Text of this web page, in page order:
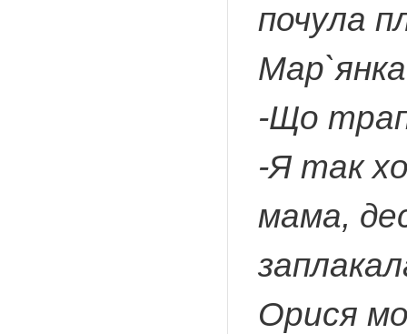
почула
-Що
-Я так
мама,
Орися